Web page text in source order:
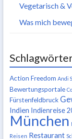
Vegetarisch &
Was mich
Action Freedom Andi
Bewertungsportale
Fürstenfeldbruck
Indien Indienreise
München
Reisen Restaurant